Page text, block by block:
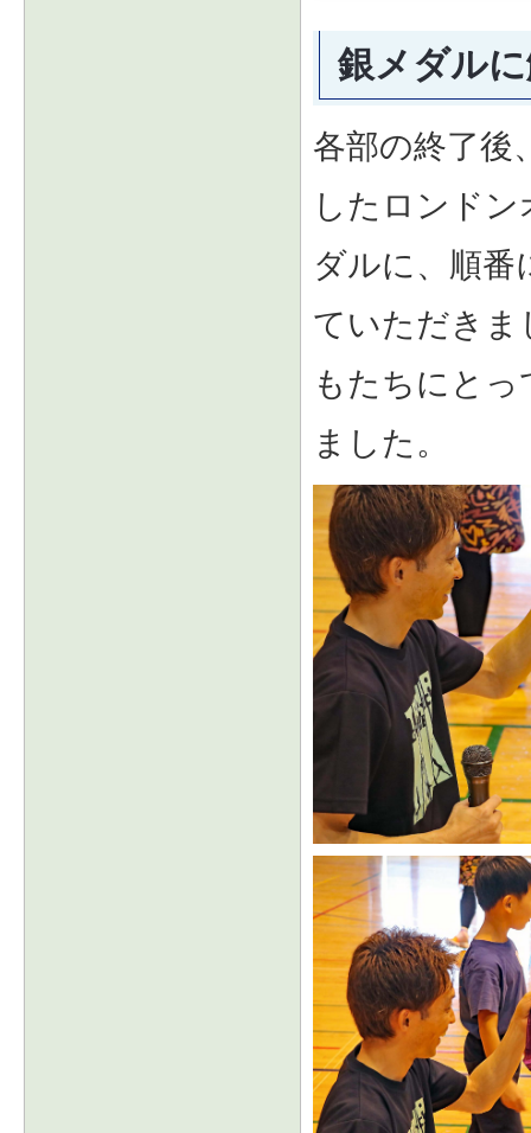
銀メダル
各部の終了後
したロンド
ダルに、順番
ていただきま
もたちにと
ました。